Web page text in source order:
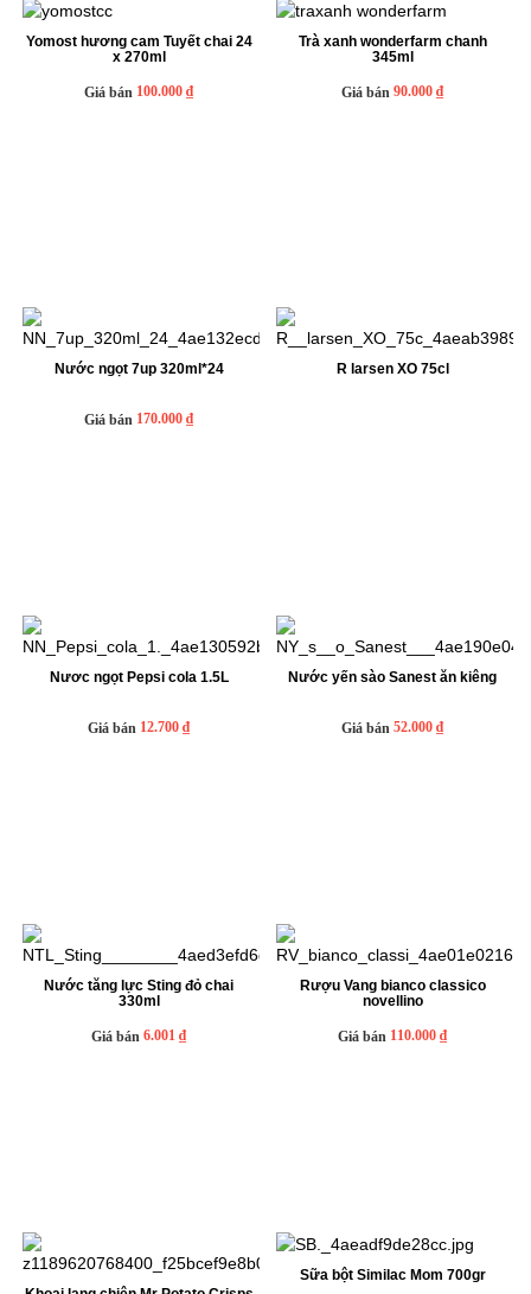
Yomost hương cam Tuyết chai 24
x 270ml
Giá bán 100.000 ₫
Trà xanh wonderfarm chanh
345ml
Giá bán 90.000 ₫
Nước ngọt 7up 320ml*24
Giá bán 170.000 ₫
R larsen XO 75cl
Nươc ngọt Pepsi cola 1.5L
Giá bán 12.700 ₫
Nước yến sào Sanest ăn kiêng
Giá bán 52.000 ₫
Nước tăng lực Sting đỏ chai
330ml
Giá bán 6.001 ₫
Rượu Vang bianco classico
novellino
Giá bán 110.000 ₫
Sữa bột Similac Mom 700gr